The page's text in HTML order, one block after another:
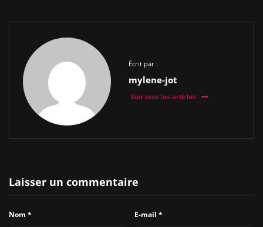
Écrit par :
mylene-jot
Voir tous les articles
Laisser un commentaire
Nom * E-mail *